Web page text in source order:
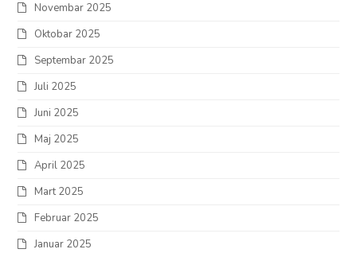
Novembar 2025
Oktobar 2025
Septembar 2025
Juli 2025
Juni 2025
Maj 2025
April 2025
Mart 2025
Februar 2025
Januar 2025